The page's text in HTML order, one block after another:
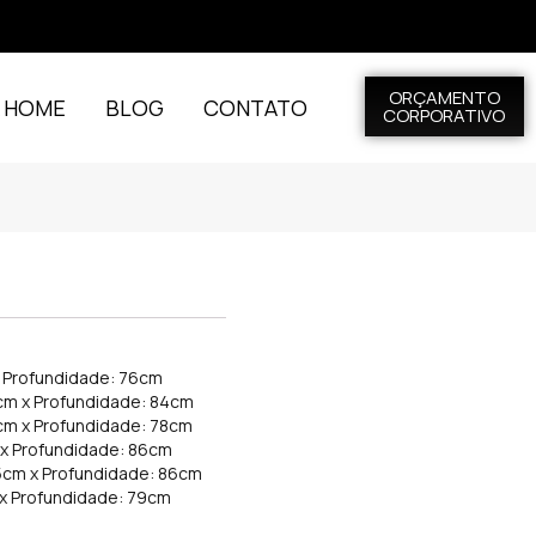
BLOG CONTATO ORÇAMENTO
CORPORATIVO
76cm
x Profundidade: 84cm
x Profundidade: 78cm
Profundidade: 86cm
x Profundidade: 86cm
Profundidade: 79cm